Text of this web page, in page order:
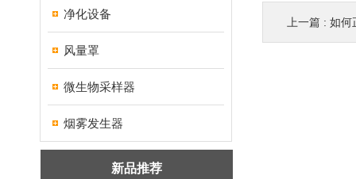
净化设备
风量罩
微生物采样器
烟雾发生器
新品推荐
上一篇 : 如何